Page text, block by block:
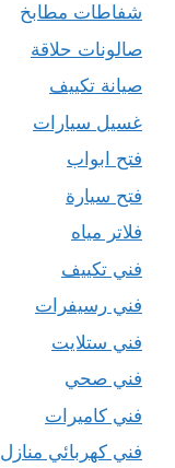
شفاطات مطابخ
صالونات حلاقة
صيانة تكييف
غسيل سيارات
فتح ابواب
فتح سيارة
فلاتر مياه
فني تكييف
فني رسيفرات
فني ستلايت
فني صحي
فني كاميرات
فني كهربائي منازل